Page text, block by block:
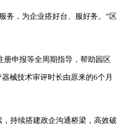
务，为企业搭好台、服好务。”区
册申报等全周期指导，帮助园区
械技术审评时长由原来的6个月
持续搭建政企沟通桥梁，高效破